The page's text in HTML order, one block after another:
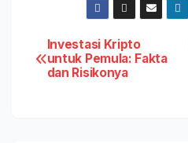
Post
navigation
Investasi Kripto
untuk Pemula: Fakta
dan Risikonya